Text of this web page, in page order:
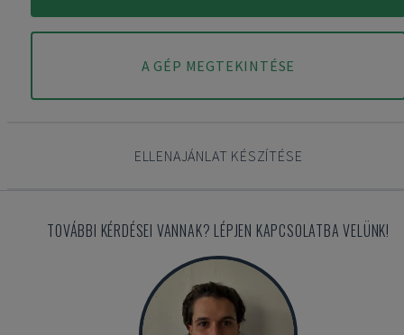
A GÉP MEGTEKINTÉSE
ELLENAJÁNLAT KÉSZÍTÉSE
TOVÁBBI KÉRDÉSEI VANNAK? LÉPJEN KAPCSOLATBA VELÜNK!